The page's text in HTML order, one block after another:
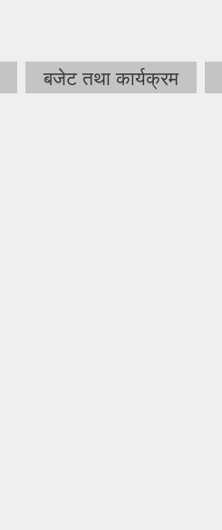
बजेट तथा कार्यक्रम